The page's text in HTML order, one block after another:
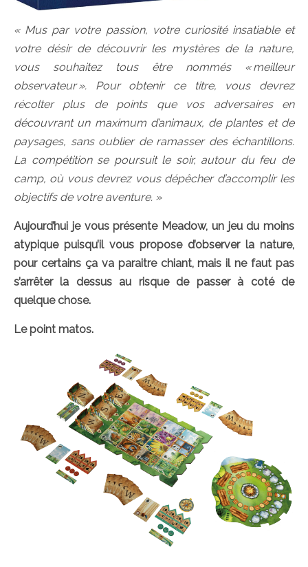
« Mus par votre passion, votre curiosité insatiable et
votre désir de découvrir les mystères de la nature,
vous souhaitez tous être nommés « meilleur
observateur ». Pour obtenir ce titre, vous devrez
récolter plus de points que vos adversaires en
découvrant un maximum d’animaux, de plantes et de
paysages, sans oublier de ramasser des échantillons.
La compétition se poursuit le soir, autour du feu de
camp, où vous devrez vous dépêcher d’accomplir les
objectifs de votre aventure. »
Aujourd’hui je vous présente Meadow, un jeu du moins
atypique puisqu’il vous propose d’observer la nature,
pour certains ça va paraitre chiant, mais il ne faut pas
s’arrêter la dessus au risque de passer à coté de
quelque chose.
Le point matos.